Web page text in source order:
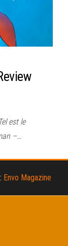
est le
–…
Envo Magazine